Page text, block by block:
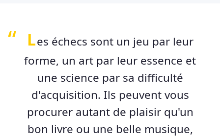
Les échecs sont un jeu par leur
forme, un art par leur essence et
une science par sa difficulté
d'acquisition. Ils peuvent vous
procurer autant de plaisir qu'un
bon livre ou une belle musique,